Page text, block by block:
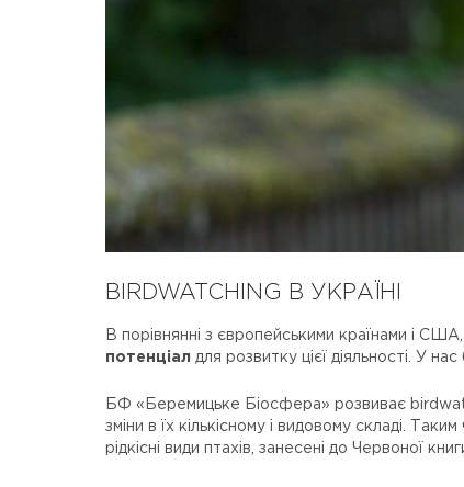
BIRDWATCHING В УКРАЇНІ
В порівнянні з європейськими країнами і
потенціал для розвитку цієї діяльності. У
БФ «Беремицьке Біосфера» розвиває
зміни в їх кількісному і видовому складі.
рідкісні види птахів, занесені до Червоної